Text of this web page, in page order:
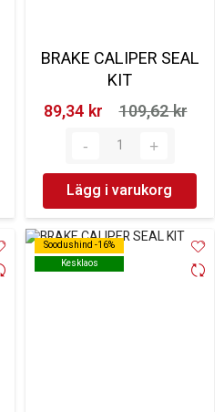
BRAKE CALIPER SEAL
KIT
89,34 kr‎
109,62 kr‎
Lägg i varukorg
Soodushind -16%
Kesklaos
Soodushind -16%
Kesklaos